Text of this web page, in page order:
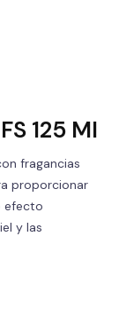
125 Ml
fragancias
proporcionar
efecto
y las